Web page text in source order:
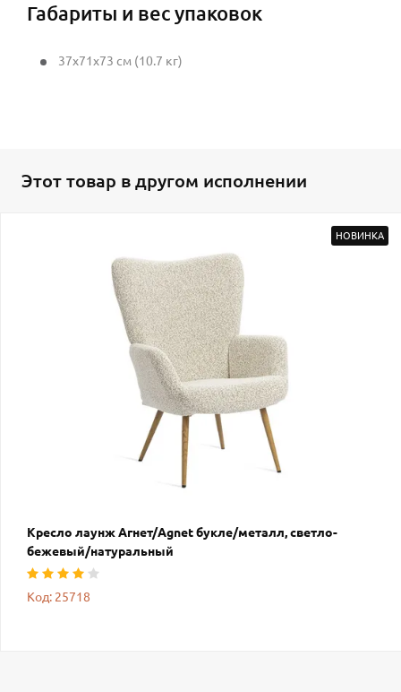
Габариты и вес упаковок
37x71x73 см (10.7 кг)
Этот товар в другом исполнении
НОВИНКА
Кресло лаунж Агнет/Agnet букле/металл, светло-
бежевый/натуральный
Код: 25718